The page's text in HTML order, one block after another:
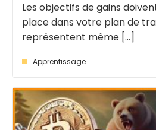
Les objectifs de gains
place dans votre plan de
représentent même [...]
Apprentissage